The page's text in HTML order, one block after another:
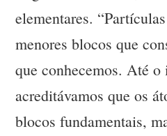
elementares.
menores blocos que
que conhecemos. Até
acreditávamos que os
blocos fundamentais,